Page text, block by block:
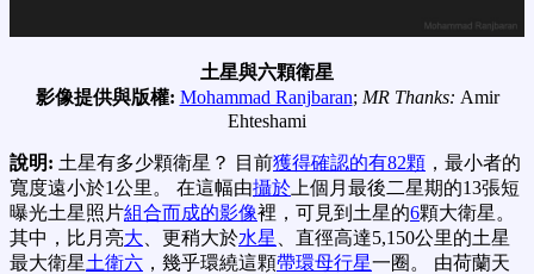
土星與六顆衛星
影像提供與版權: Mohammad Ranjbaran; MR Thanks: Amir
Ehteshami
說明: 土星有多少顆衛星？ 目前獲得確認的有82顆 ，最小者的
寬度遠小於1公里。 在這幅由攝於 上個月最後二星期的13張短
曝光土星照片組合而成的影像裡，可見到土星的6顆大衛星。
其中，比月亮大 、更稍大於水星
、直徑高達5,150公里的土星
最大衛星土衛六 ，幾乎環繞這顆帶環母行星一圈。 由荷蘭天